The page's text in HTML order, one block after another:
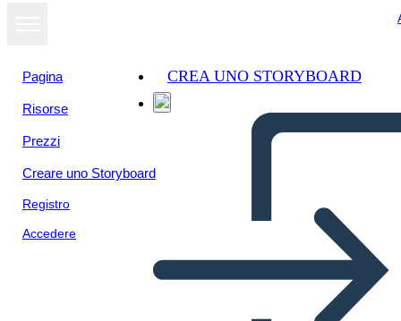
Pagina
Risorse
Prezzi
Creare uno Storyboard
Registro
Accedere
CREA UNO STORYBOARD